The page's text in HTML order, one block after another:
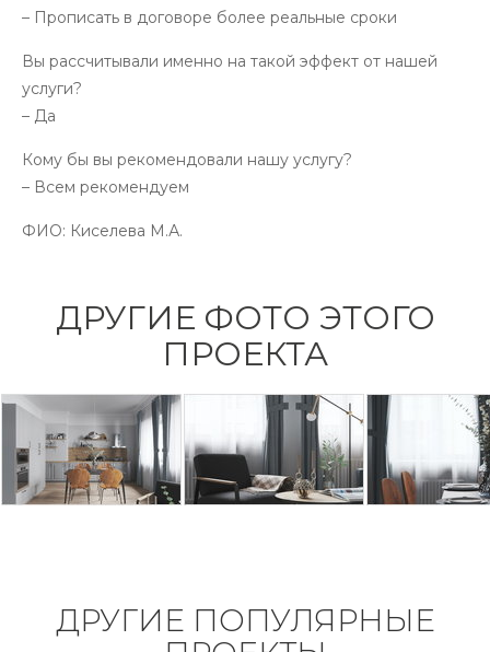
– Прописать в договоре более реальные сроки
Вы рассчитывали именно на такой эффект от нашей
услуги?
– Да
Кому бы вы рекомендовали нашу услугу?
– Всем рекомендуем
ФИО: Киселева М.А.
ДРУГИЕ ФОТО ЭТОГО
ПРОЕКТА
ДРУГИЕ ПОПУЛЯРНЫЕ